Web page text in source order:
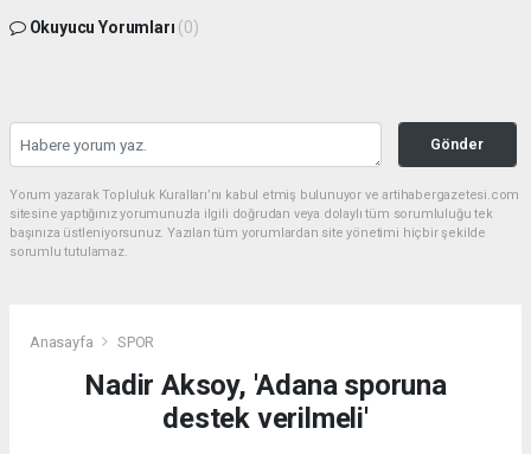
Okuyucu Yorumları (0)
Gönder
Yorum yazarak Topluluk Kuralları’nı kabul etmiş bulunuyor ve artihabergazetesi.com
sitesine yaptığınız yorumunuzla ilgili doğrudan veya dolaylı tüm sorumluluğu tek
başınıza üstleniyorsunuz. Yazılan tüm yorumlardan site yönetimi hiçbir şekilde
sorumlu tutulamaz.
Anasayfa SPOR
Nadir Aksoy, 'Adana sporuna
destek verilmeli'